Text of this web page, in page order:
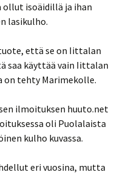
ollut isoäidillä ja ihan
lasikulho.
että se on Iittalan
saa käyttää vain Iittalan
tehty Marimekolle.
ilmoituksen huuto.net
oli Puolalaista
kulho kuvassa.
eri vuosina, mutta